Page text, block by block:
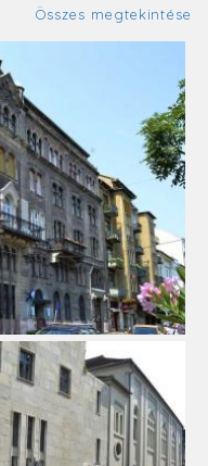
Összes megtekintése